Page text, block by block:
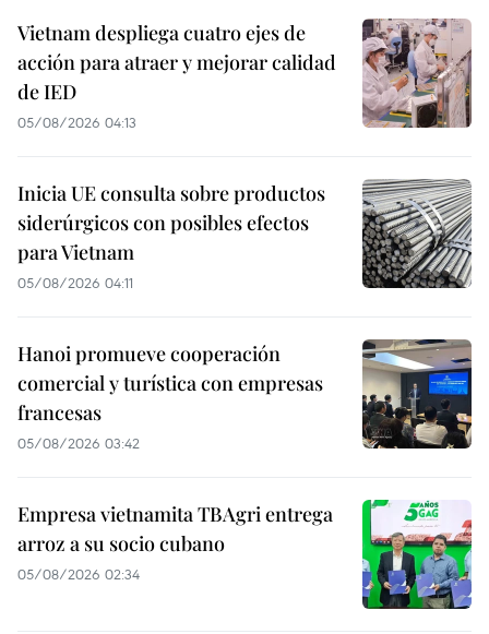
Vietnam despliega cuatro ejes de
acción para atraer y mejorar calidad
de IED
05/08/2026 04:13
Inicia UE consulta sobre productos
siderúrgicos con posibles efectos
para Vietnam
05/08/2026 04:11
Hanoi promueve cooperación
comercial y turística con empresas
francesas
05/08/2026 03:42
Empresa vietnamita TBAgri entrega
arroz a su socio cubano
05/08/2026 02:34